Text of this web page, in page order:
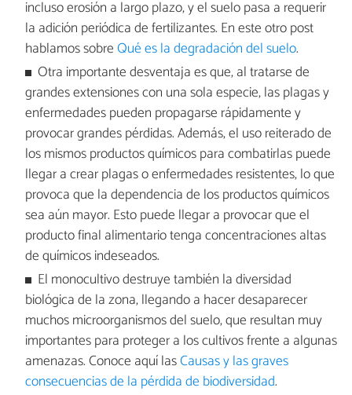
incluso erosión a largo plazo, y el suelo pasa a requerir
la adición periódica de fertilizantes. En este otro post
hablamos sobreQué es la degradación del suelo.
Otra importante desventaja es que, al tratarse de
grandes extensiones con una sola especie, las plagas y
enfermedades pueden propagarse rápidamente y
provocar grandes pérdidas. Además, el uso reiterado de
los mismos productos químicos para combatirlas puede
llegar a crear plagas o enfermedades resistentes, lo que
provoca que la dependencia de los productos químicos
sea aún mayor. Esto puede llegar a provocar que el
producto final alimentario tenga concentraciones altas
de químicos indeseados.
El monocultivo destruye también la diversidad
biológica de la zona, llegando a hacer desaparecer
muchos microorganismos del suelo, que resultan muy
importantes para proteger a los cultivos frente a algunas
amenazas. Conoce aquí lasCausas y las graves
consecuencias de la pérdida de biodiversidad.